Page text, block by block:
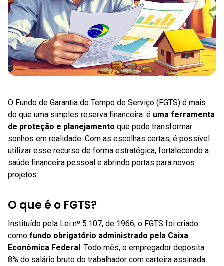
O Fundo de Garantia do Tempo de Serviço (FGTS) é mais
do que uma simples reserva financeira: é uma ferramenta
de proteção e planejamento que pode transformar
sonhos em realidade. Com as escolhas certas, é possível
utilizar esse recurso de forma estratégica, fortalecendo a
saúde financeira pessoal e abrindo portas para novos
projetos.
O que é o FGTS?
Instituído pela Lei nº 5.107, de 1966, o FGTS foi criado
como fundo obrigatório administrado pela Caixa
Econômica Federal. Todo mês, o empregador deposita
8% do salário bruto do trabalhador com carteira assinada